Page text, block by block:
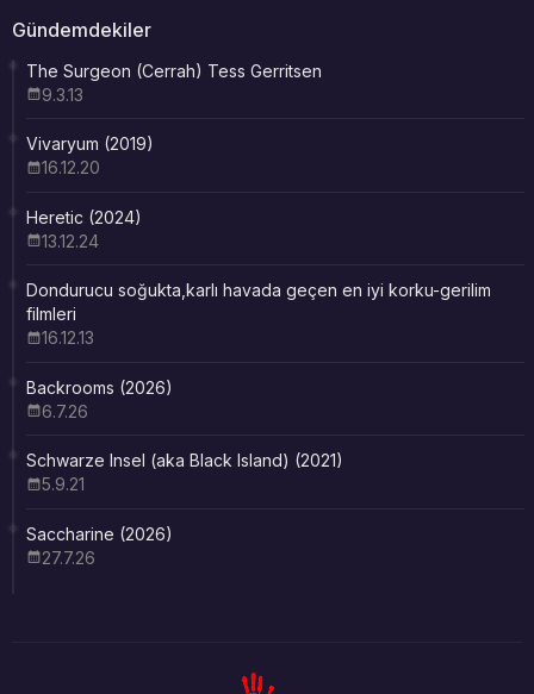
Gündemdekiler
The Surgeon (Cerrah) Tess Gerritsen
9.3.13
Vivaryum (2019)
16.12.20
Heretic (2024)
13.12.24
Dondurucu soğukta,karlı havada geçen en iyi korku-gerilim
filmleri
16.12.13
Backrooms (2026)
6.7.26
Schwarze Insel (aka Black Island) (2021)
5.9.21
Saccharine (2026)
27.7.26